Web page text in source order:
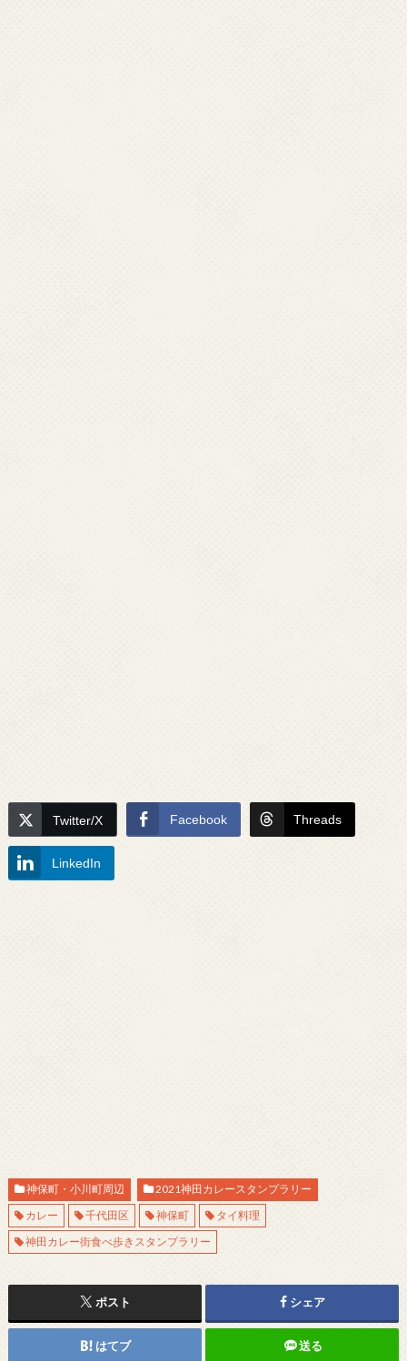
Twitter/X Facebook Threads
LinkedIn
神保町・小川町周辺
2021神田カレースタンプラリー
カレー
千代田区 神保町
タイ料理
神田カレー街食べ歩きスタンプラリー
ポスト シェア
はてブ 送る